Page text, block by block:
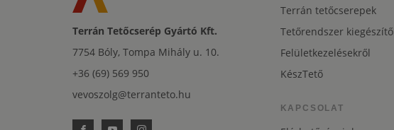
Terrán Tetőcserép Gyártó Kft.
7754 Bóly, Tompa Mihály u. 10.
+36 (69) 569 950
vevoszolg@terranteto.hu
Terrán tetőcserepek
Tetőrendszer
Felületkezelésekről
KészTető
KAPCSOLAT